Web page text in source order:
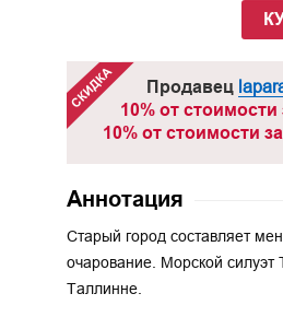
Продавец
10% от
10% от стоимости
Аннотация
Старый город составляет
очарование. Морской
Таллинне.